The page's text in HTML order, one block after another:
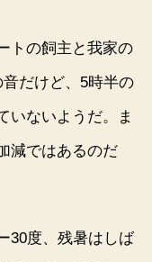
トの飼主と我家の
だけど、5時半の
いないようだ。ま
減ではあるのだ
30度、残暑はしば